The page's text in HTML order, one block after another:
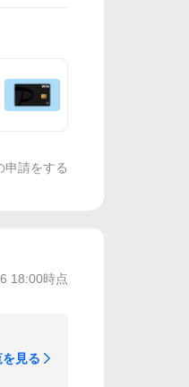
申請をする
18:00時点
見る